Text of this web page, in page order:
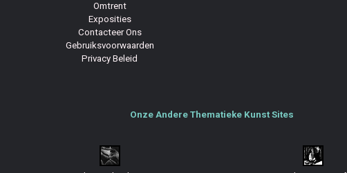
Omtrent
Exposities
Contacteer Ons
Gebruiksvoorwaarden
Privacy Beleid
Onze Andere Thematieke Kunst Sites